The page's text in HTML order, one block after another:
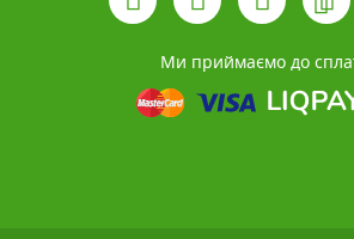
Ми приймаємо до